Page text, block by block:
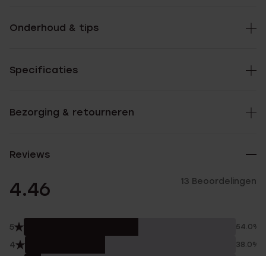
Onderhoud & tips
Specificaties
Bezorging & retourneren
Reviews
4.46 13 Beoordelingen
5 54.0%
4 38.0%